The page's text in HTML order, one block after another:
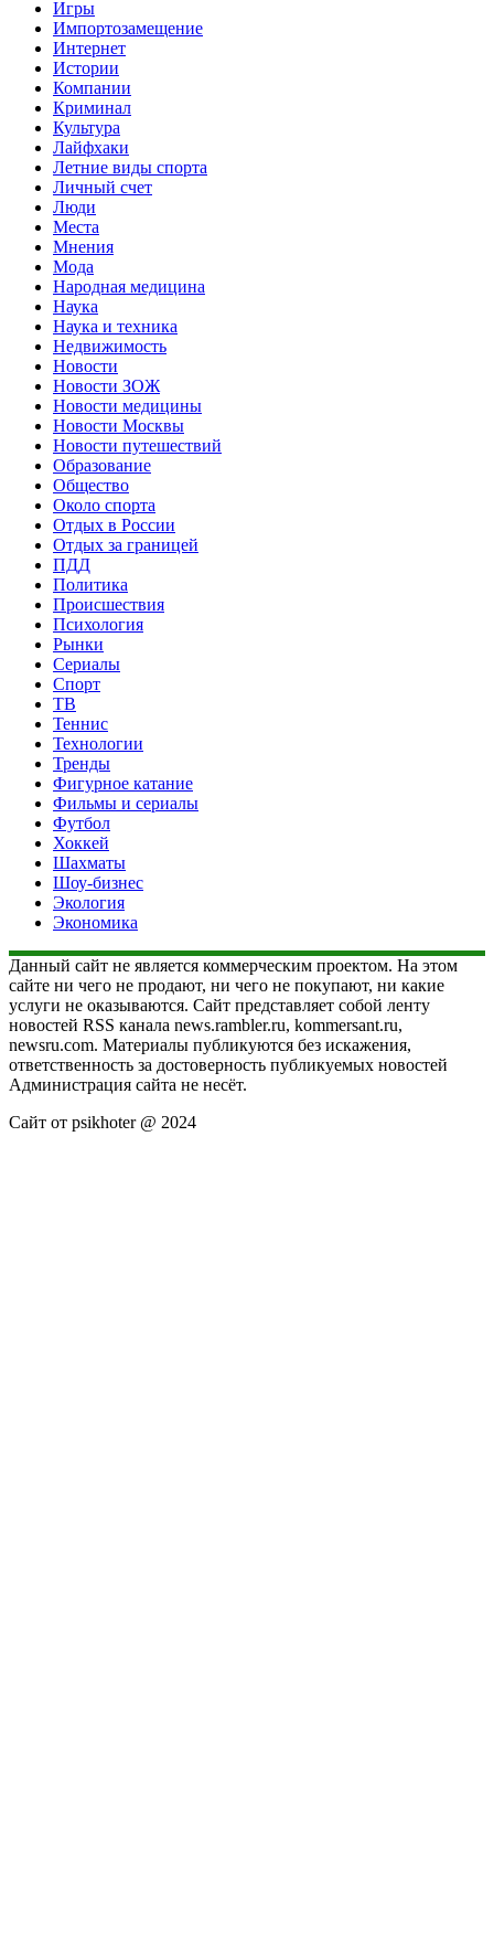
Игры
Импортозамещение
Интернет
Истории
Компании
Криминал
Культура
Лайфхаки
Летние виды спорта
Личный счет
Люди
Места
Мнения
Мода
Народная медицина
Наука
Наука и техника
Недвижимость
Новости
Новости ЗОЖ
Новости медицины
Новости Москвы
Новости путешествий
Образование
Общество
Около спорта
Отдых в России
Отдых за границей
ПДД
Политика
Происшествия
Психология
Рынки
Сериалы
Спорт
ТВ
Теннис
Технологии
Тренды
Фигурное катание
Фильмы и сериалы
Футбол
Хоккей
Шахматы
Шоу-бизнес
Экология
Экономика
Данный сайт не является коммерческим проектом. На этом
сайте ни чего не продают, ни чего не покупают, ни какие
услуги не оказываются. Сайт представляет собой ленту
новостей RSS канала news.rambler.ru, kommersant.ru,
newsru.com. Материалы публикуются без искажения,
ответственность за достоверность публикуемых новостей
Администрация сайта не несёт.
Сайт от psikhoter @ 2024